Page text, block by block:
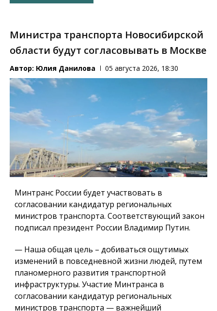
Министра транспорта Новосибирской
области будут согласовывать в Москве
Автор: Юлия Данилова 05 августа 2026, 18:30
Минтранс России будет участвовать в
согласовании кандидатур региональных
министров транспорта. Соответствующий закон
подписал президент России Владимир Путин.
— Наша общая цель – добиваться ощутимых
изменений в повседневной жизни людей, путем
планомерного развития транспортной
инфраструктуры. Участие Минтранса в
согласовании кандидатур региональных
министров транспорта — важнейший